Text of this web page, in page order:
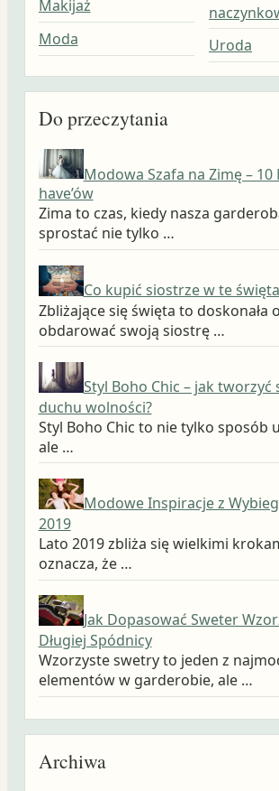
Makijaż
Moda
Uroda
Do przeczytania
Modowa Szafa na Zimę – 10
have’ów
Zima to czas, kiedy nasza
sprostać nie tylko …
Co kupić siostrze w te
Zbliżające się święta to doskonała
obdarować swoją siostrę …
Styl Boho Chic – jak tworzyć
duchu wolności?
Styl Boho Chic to nie tylko sposób
ale …
Modowe Inspiracje z
2019
Lato 2019 zbliża się wielkimi
oznacza, że …
Jak Dopasować Sweter
Długiej Spódnicy
Wzorzyste swetry to jeden z
elementów w garderobie, ale …
Archiwa